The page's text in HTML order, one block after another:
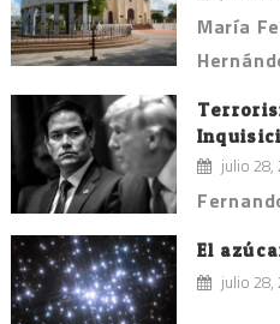
María
julio 28,
El
julio 28,